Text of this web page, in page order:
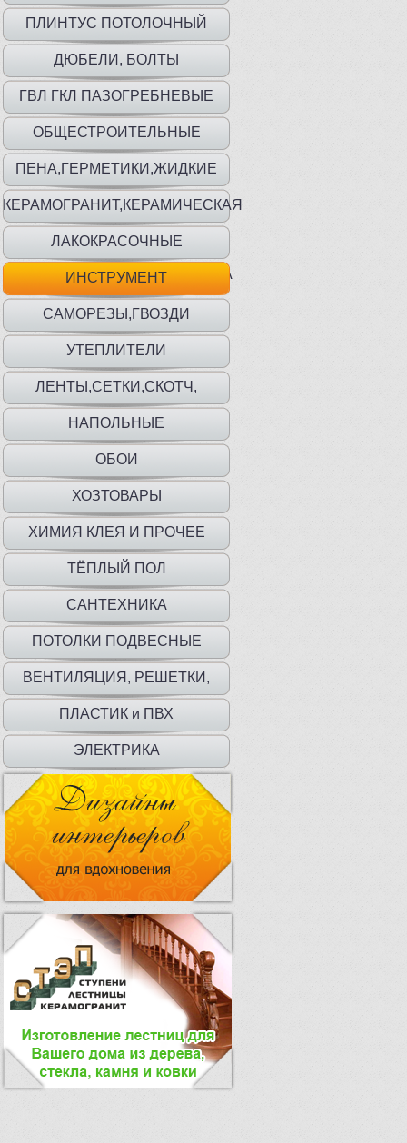
ПЛИНТУС ПОТОЛОЧНЫЙ
ДЮБЕЛИ, БОЛТЫ
ГВЛ ГКЛ ПАЗОГРЕБНЕВЫЕ
ПЛИТЫ
ОБЩЕСТРОИТЕЛЬНЫЕ
МАТЕРИАЛЫ
ПЕНА,ГЕРМЕТИКИ,ЖИДКИЕ
ГВОЗДИ
КЕРАМОГРАНИТ,КЕРАМИЧЕСКАЯ
ПЛИТКА
ЛАКОКРАСОЧНЫЕ
МАТ.,ГРУНТЫ,ГИДР,ШПАТЛЕВКА
ИНСТРУМЕНТ
САМОРЕЗЫ,ГВОЗДИ
УТЕПЛИТЕЛИ
ЛЕНТЫ,СЕТКИ,СКОТЧ,
ПЛЕНКА,МЕШКИ
НАПОЛЬНЫЕ
ПОКРЫТИЯ,ПЛИНТУС,ПОРОГИ
ОБОИ
ХОЗТОВАРЫ
ХИМИЯ КЛЕЯ И ПРОЧЕЕ
ТЁПЛЫЙ ПОЛ
САНТЕХНИКА
ПОТОЛКИ ПОДВЕСНЫЕ
ВЕНТИЛЯЦИЯ, РЕШЕТКИ,
ДВЕРЦЫ
ПЛАСТИК и ПВХ
ЭЛЕКТРИКА